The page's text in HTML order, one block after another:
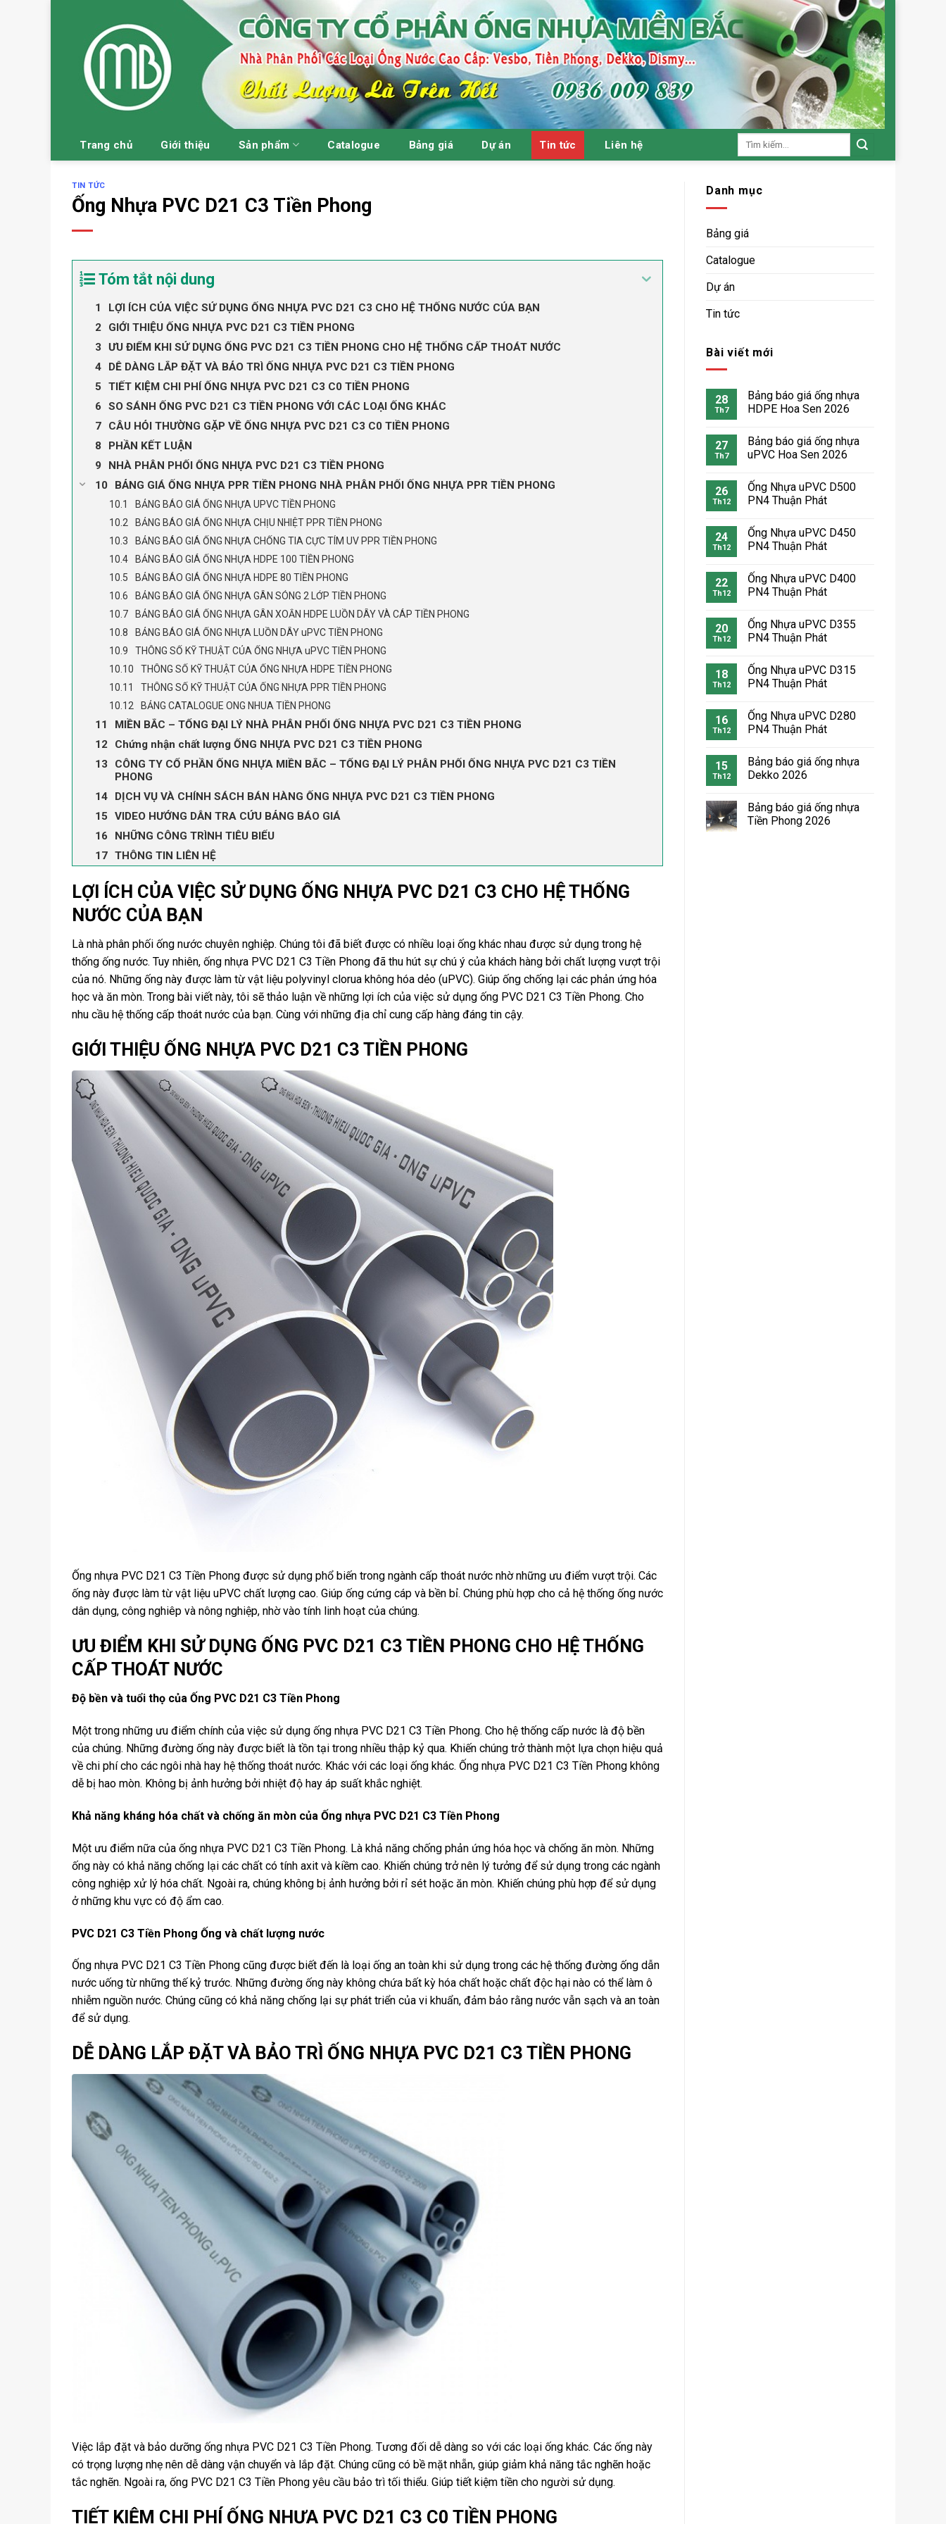
Trang chủ Giới thiệu Sản phẩm Catalogue Bảng giá Dự án Tin tức Liên hệ
Tìm
TIN TỨC
Ống Nhựa PVC D21 C3 Tiền Phong
Tóm tắt nội dung
LỢI ÍCH CỦA VIỆC SỬ DỤNG ỐNG NHỰA PVC D21 C3 CHO HỆ THỐNG NƯỚC CỦA BẠN
GIỚI THIỆU ỐNG NHỰA PVC D21 C3 TIỀN PHONG
ƯU ĐIỂM KHI SỬ DỤNG ỐNG PVC D21 C3 TIỀN PHONG CHO HỆ THỐNG CẤP THOÁT NƯỚC
DỄ DÀNG LẮP ĐẶT VÀ BẢO TRÌ ỐNG NHỰA PVC D21 C3 TIỀN PHONG
TIẾT KIỆM CHI PHÍ ỐNG NHỰA PVC D21 C3 C0 TIỀN PHONG
SO SÁNH ỐNG PVC D21 C3 TIỀN PHONG VỚI CÁC LOẠI ỐNG KHÁC
CÂU HỎI THƯỜNG GẶP VỀ ỐNG NHỰA PVC D21 C3 C0 TIỀN PHONG
PHẦN KẾT LUẬN
NHÀ PHÂN PHỐI ỐNG NHỰA PVC D21 C3 TIỀN PHONG
BẢNG GIÁ ỐNG NHỰA PPR TIỀN PHONG NHÀ PHÂN PHỐI ỐNG NHỰA PPR TIỀN PHONG
BẢNG BÁO GIÁ ỐNG NHỰA UPVC TIỀN PHONG
BẢNG BÁO GIÁ ỐNG NHỰA CHỊU NHIỆT PPR TIỀN PHONG
BẢNG BÁO GIÁ ỐNG NHỰA CHỐNG TIA CỰC TÍM UV PPR TIỀN PHONG
BẢNG BÁO GIÁ ỐNG NHỰA HDPE 100 TIỀN PHONG
BẢNG BÁO GIÁ ỐNG NHỰA HDPE 80 TIỀN PHONG
BẢNG BÁO GIÁ ỐNG NHỰA GÂN SÓNG 2 LỚP TIỀN PHONG
BẢNG BÁO GIÁ ỐNG NHỰA GÂN XOẮN HDPE LUỒN DÂY VÀ CÁP TIỀN PHONG
BẢNG BÁO GIÁ ỐNG NHỰA LUỒN DÂY uPVC TIỀN PHONG
THÔNG SỐ KỸ THUẬT CỦA ỐNG NHỰA uPVC TIỀN PHONG
THÔNG SỐ KỸ THUẬT CỦA ỐNG NHỰA HDPE TIỀN PHONG
THÔNG SỐ KỸ THUẬT CỦA ỐNG NHỰA PPR TIỀN PHONG
BẢNG CATALOGUE ONG NHUA TIỀN PHONG
MIỀN BẮC – TỔNG ĐẠI LÝ NHÀ PHÂN PHỐI ỐNG NHỰA PVC D21 C3 TIỀN PHONG
Chứng nhận chất lượng ỐNG NHỰA PVC D21 C3 TIỀN PHONG
CÔNG TY CỔ PHẦN ỐNG NHỰA MIỀN BẮC – TỔNG ĐẠI LÝ PHÂN PHỐI ỐNG NHỰA PVC D21 C3 TIỀN
PHONG
DỊCH VỤ VÀ CHÍNH SÁCH BÁN HÀNG ỐNG NHỰA PVC D21 C3 TIỀN PHONG
VIDEO HƯỚNG DẪN TRA CỨU BẢNG BÁO GIÁ
NHỮNG CÔNG TRÌNH TIÊU BIỂU
THÔNG TIN LIÊN HỆ
LỢI ÍCH CỦA VIỆC SỬ DỤNG ỐNG NHỰA PVC D21 C3 CHO HỆ THỐNG
NƯỚC CỦA BẠN
Là nhà phân phối ống nước chuyên nghiệp. Chúng tôi đã biết được có nhiều loại ống khác nhau được sử dụng trong hệ
thống ống nước. Tuy nhiên, ống nhựa PVC D21 C3 Tiền Phong đã thu hút sự chú ý của khách hàng bởi chất lượng vượt trội
của nó. Những ống này được làm từ vật liệu polyvinyl clorua không hóa dẻo (uPVC). Giúp ống chống lại các phản ứng hóa
học và ăn mòn. Trong bài viết này, tôi sẽ thảo luận về những lợi ích của việc sử dụng ống PVC D21 C3 Tiền Phong. Cho
nhu cầu hệ thống cấp thoát nước của bạn. Cùng với những địa chỉ cung cấp hàng đáng tin cậy.
GIỚI THIỆU ỐNG NHỰA PVC D21 C3 TIỀN PHONG
Ống nhựa PVC D21 C3 Tiền Phong được sử dụng phổ biến trong ngành cấp thoát nước nhờ những ưu điểm vượt trội. Các
ống này được làm từ vật liệu uPVC chất lượng cao. Giúp ống cứng cáp và bền bỉ. Chúng phù hợp cho cả hệ thống ống nước
dân dụng, công nghiêp và nông nghiệp, nhờ vào tính linh hoạt của chúng.
ƯU ĐIỂM KHI SỬ DỤNG ỐNG PVC D21 C3 TIỀN PHONG CHO HỆ THỐNG
CẤP THOÁT NƯỚC
Độ bền và tuổi thọ của Ống PVC D21 C3 Tiền Phong
Một trong những ưu điểm chính của việc sử dụng ống nhựa PVC D21 C3 Tiền Phong. Cho hệ thống cấp nước là độ bền
của chúng. Những đường ống này được biết là tồn tại trong nhiều thập kỷ qua. Khiến chúng trở thành một lựa chọn hiệu quả
về chi phí cho các ngôi nhà hay hệ thống thoát nước. Khác với các loại ống khác. Ống nhựa PVC D21 C3 Tiền Phong không
dễ bị hao mòn. Không bị ảnh hưởng bởi nhiệt độ hay áp suất khắc nghiệt.
Khả năng kháng hóa chất và chống ăn mòn của Ống nhựa PVC D21 C3 Tiền Phong
Một ưu điểm nữa của ống nhựa PVC D21 C3 Tiền Phong. Là khả năng chống phản ứng hóa học và chống ăn mòn. Những
ống này có khả năng chống lại các chất có tính axit và kiềm cao. Khiến chúng trở nên lý tưởng để sử dụng trong các ngành
công nghiệp xử lý hóa chất. Ngoài ra, chúng không bị ảnh hưởng bởi rỉ sét hoặc ăn mòn. Khiến chúng phù hợp để sử dụng
ở những khu vực có độ ẩm cao.
PVC D21 C3 Tiền Phong Ống và chất lượng nước
Ống nhựa PVC D21 C3 Tiền Phong cũng được biết đến là loại ống an toàn khi sử dụng trong các hệ thống đường ống dẫn
nước uống từ những thế kỷ trước. Những đường ống này không chứa bất kỳ hóa chất hoặc chất độc hại nào có thể làm ô
nhiễm nguồn nước. Chúng cũng có khả năng chống lại sự phát triển của vi khuẩn, đảm bảo rằng nước vẫn sạch và an toàn
để sử dụng.
DỄ DÀNG LẮP ĐẶT VÀ BẢO TRÌ ỐNG NHỰA PVC D21 C3 TIỀN PHONG
Việc lắp đặt và bảo dưỡng ống nhựa PVC D21 C3 Tiền Phong. Tương đối dễ dàng so với các loại ống khác. Các ống này
có trọng lượng nhẹ nên dễ dàng vận chuyển và lắp đặt. Chúng cũng có bề mặt nhẵn, giúp giảm khả năng tắc nghẽn hoặc
tắc nghẽn. Ngoài ra, ống PVC D21 C3 Tiền Phong yêu cầu bảo trì tối thiểu. Giúp tiết kiệm tiền cho người sử dụng.
TIẾT KIỆM CHI PHÍ ỐNG NHỰA PVC D21 C3 C0 TIỀN PHONG
Danh mục
Bảng giá
Catalogue
Dự án
Tin tức
Bài viết mới
28
Th7
Bảng báo giá ống nhựa
HDPE Hoa Sen 2026
27
Th7
Bảng báo giá ống nhựa
uPVC Hoa Sen 2026
26
Th12
Ống Nhựa uPVC D500
PN4 Thuận Phát
24
Th12
Ống Nhựa uPVC D450
PN4 Thuận Phát
22
Th12
Ống Nhựa uPVC D400
PN4 Thuận Phát
20
Th12
Ống Nhựa uPVC D355
PN4 Thuận Phát
18
Th12
Ống Nhựa uPVC D315
PN4 Thuận Phát
16
Th12
Ống Nhựa uPVC D280
PN4 Thuận Phát
15
Th12
Bảng báo giá ống nhựa
Dekko 2026
Bảng báo giá ống nhựa
Tiền Phong 2026